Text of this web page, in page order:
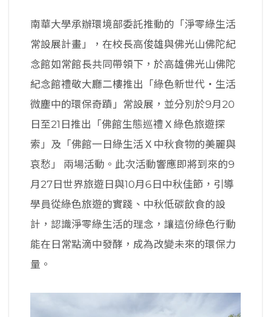
南華大學承辦環境部委託推動的「淨零綠生活
常設展計畫」，在校長高俊雄與佛光山佛陀紀
念館如常館長共同帶領下，於高雄佛光山佛陀
紀念館禮敬大廳二樓推出「綠色新世代‧生活
微塵中的環保奇蹟」常設展，並分別於9月20
日至21日推出「佛館生態巡禮Ｘ綠色旅遊探
索」及「佛館一日綠生活Ｘ中秋食物的美麗與
哀愁」 兩場活動。此次活動響應即將到來的9
月27日世界旅遊日與10月6日中秋佳節，引導
學員從綠色旅遊的實踐、中秋低碳飲食的設
計，認識淨零綠生活的理念，讓這份綠色行動
能在日常點滴中發酵，成為改變未來的環保力
量。